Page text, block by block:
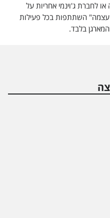
לחברת ג'וינמי אחריות על
עצמה" השתתפות בכל פעילות
בלבד.